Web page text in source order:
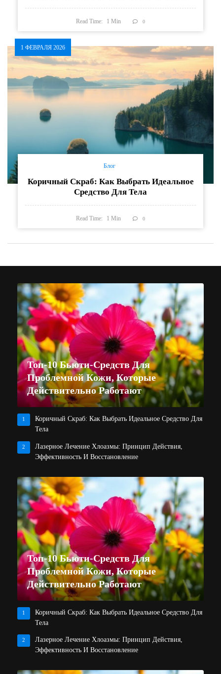
Read Time: 1Min 0
1 ФЕВРАЛЯ 2026
Блог
Коричный Скраб: Как Выбрать Идеальное
Средство Для Тела
Read Time: 1Min 0
Топ-10 Бьюти-Средств Для
Проблемной Кожи, Которые
Действительно Работают
1
Коричный Скраб: Как Выбрать Идеальное Средство Для
Тела
2
Лазерное Лечение Хлоазмы: Принцип Действия,
Эффективность И Восстановление
Топ-10 Бьюти-Средств Для
Проблемной Кожи, Которые
Действительно Работают
1
Коричный Скраб: Как Выбрать Идеальное Средство Для
Тела
2
Лазерное Лечение Хлоазмы: Принцип Действия,
Эффективность И Восстановление